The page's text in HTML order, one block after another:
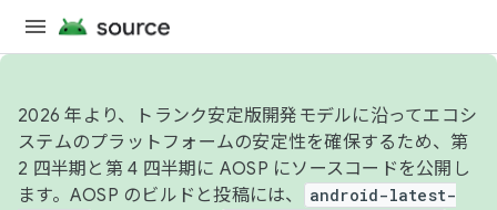
2026 年より、トランク安定版開発モデルに沿ってエコシ
ステムのプラットフォームの安定性を確保するため、第
2 四半期と第 4 四半期に AOSP にソースコードを公開し
ます。AOSP のビルドと投稿には、
android-latest-